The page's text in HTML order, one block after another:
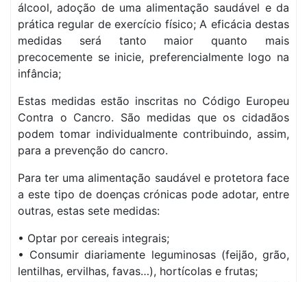
álcool, adoção de uma alimentação saudável e da
prática regular de exercício físico; A eficácia destas
medidas será tanto maior quanto mais
precocemente se inicie, preferencialmente logo na
infância;
Estas medidas estão inscritas no Código Europeu
Contra o Cancro. São medidas que os cidadãos
podem tomar individualmente contribuindo, assim,
para a prevenção do cancro.
Para ter uma alimentação saudável e protetora face
a este tipo de doenças crónicas pode adotar, entre
outras, estas sete medidas:
• Optar por cereais integrais;
• Consumir diariamente leguminosas (feijão, grão,
lentilhas, ervilhas, favas…), hortícolas e frutas;